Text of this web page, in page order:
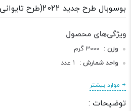
بوسوبال طرح جدید 2022(طرح تایوانی)
وزن : 3000 گرم
واحد شمارش : 1 عدد
عرض : 60 سانتی متر
ارتفاع : 30 سانتی متر
+ موارد بیشتر
توضیحات :